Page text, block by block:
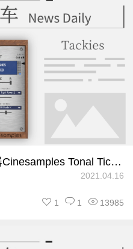
「打击乐」半音阶打击乐器Cinesamples Tonal Ticky Tackies
2021.04.16
13985
1
1